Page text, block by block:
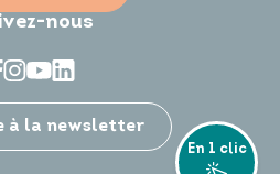
Je participe
nous
à la newsletter
En 1 clic